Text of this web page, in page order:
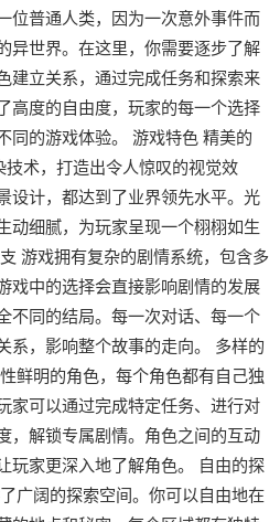
位普通人类，因为一次意外事件而
异世界。在这里，你需要逐步了解
建立关系，通过完成任务和探索来
高度的自由度，玩家的每一个选择
同的游戏体验。 游戏特色 精美的
术，打造出令人惊叹的视觉效
设计，都达到了业界领先水平。光
动细腻，为玩家呈现一个栩栩如生
游戏拥有复杂的剧情系统，包含多
戏中的选择会直接影响剧情的发展
不同的结局。每一次对话、每一个
系，影响整个故事的走向。 多样的
鲜明的角色，每个角色都有自己独
家可以通过完成特定任务、进行对
，解锁专属剧情。角色之间的互动
玩家更深入地了解角色。 自由的探
广阔的探索空间。你可以自由地在